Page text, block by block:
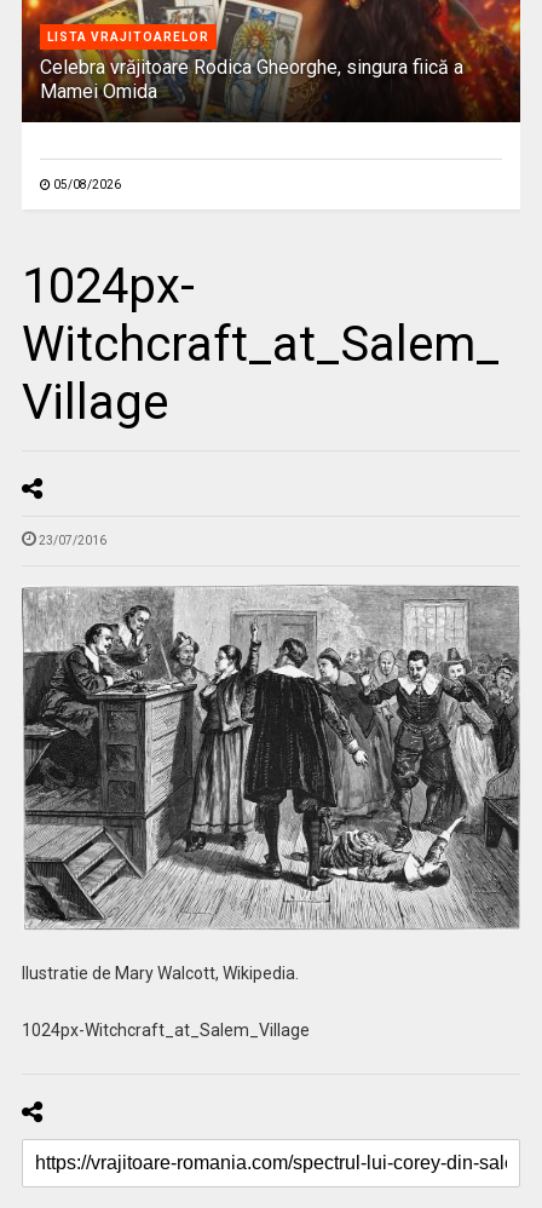
LISTA VRAJITOARELOR
Celebra vrăjitoare Rodica Gheorghe, singura fiică a
Mamei Omida
05/08/2026
1024px-
Witchcraft_at_Salem_
Village
23/07/2016
Ilustratie de Mary Walcott, Wikipedia.
1024px-Witchcraft_at_Salem_Village